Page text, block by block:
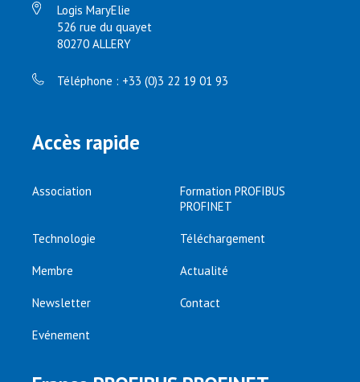
Logis MaryElie
526 rue du quayet
80270 ALLERY
Téléphone : +33 (0)3 22 19 01 93
Accès rapide
Association
Formation PROFIBUS
PROFINET
Technologie Téléchargement
Membre Actualité
Newsletter Contact
Evénement